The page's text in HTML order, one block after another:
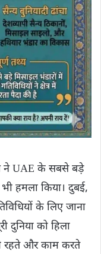
ने UAE के सबसे बड़े
हमला किया। दुबई,
के लिए जाना
दुनिया को हिला
रहते और काम करते